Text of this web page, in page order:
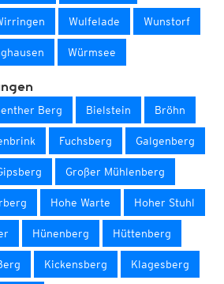
Wulfelade Wunstorf
Würmsee
Berg Bielstein Bröhn
Fuchsberg Galgenberg
Großer Mühlenberg
Hohe Warte Hoher Stuhl
Hünenberg Hüttenberg
Kickensberg Klagesberg